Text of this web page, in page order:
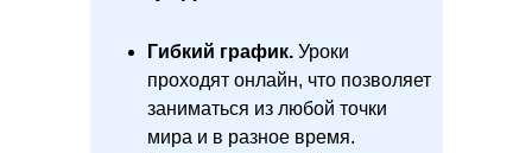
Гибкий график. Уроки
проходят онлайн, что позволяет
заниматься из любой точки
мира и в разное время.